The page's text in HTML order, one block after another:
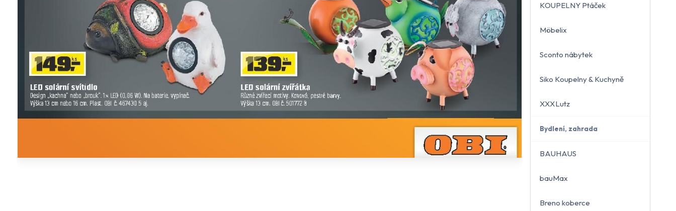
KOUPELNY Ptáček
Möbelix
Sconto nábytek
Siko Koupelny & Kuchyně
XXXLutz
Bydlení, zahrada
BAUHAUS
bauMax
Breno koberce